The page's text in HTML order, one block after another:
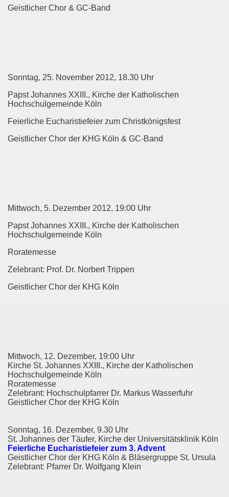
Geistlicher Chor & GC-Band
Sonntag, 25. November 2012, 18.30 Uhr
Papst Johannes XXIII., Kirche der Katholischen
Hochschulgemeinde Köln
Feierliche Eucharistiefeier zum Christkönigsfest
Geistlicher Chor der KHG Köln & GC-Band
Mittwoch, 5. Dezember 2012, 19:00 Uhr
Papst Johannes XXIII., Kirche der Katholischen
Hochschulgemeinde Köln
Roratemesse
Zelebrant: Prof. Dr. Norbert Trippen
Geistlicher Chor der KHG Köln
Mittwoch, 12. Dezember, 19:00 Uhr
Kirche St. Johannes XXIII., Kirche der Katholischen
Hochschulgemeinde Köln
Roratemesse
Zelebrant: Hochschulpfarrer Dr. Markus Wasserfuhr
Geistlicher Chor der KHG Köln
Sonntag, 16. Dezember, 9.30 Uhr
St. Johannes der Täufer, Kirche der Universitätsklinik Köln
Feierliche Eucharistiefeier zum 3. Advent
Geistlicher Chor der KHG Köln & Bläsergruppe St. Ursula
Zelebrant: Pfarrer Dr. Wolfgang Klein